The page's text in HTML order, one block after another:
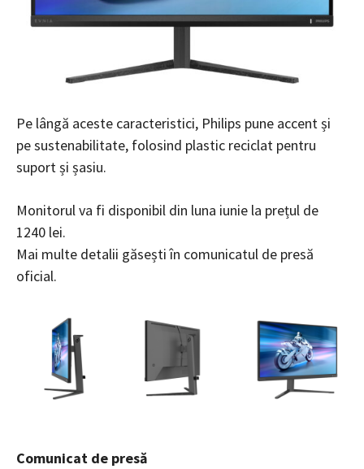
Pe lângă aceste caracteristici, Philips pune accent și
pe sustenabilitate, folosind plastic reciclat pentru
suport și șasiu.
Monitorul va fi disponibil din luna iunie la prețul de
1240 lei.
Mai multe detalii găsești în comunicatul de presă
oficial.
Comunicat de presă